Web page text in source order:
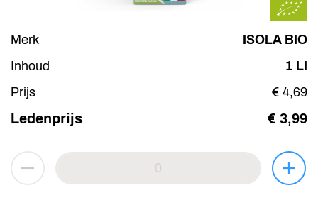
Merk
ISOLA BIO
Inhoud
1 LI
Prijs
€ 4,69
Ledenprijs € 3,99